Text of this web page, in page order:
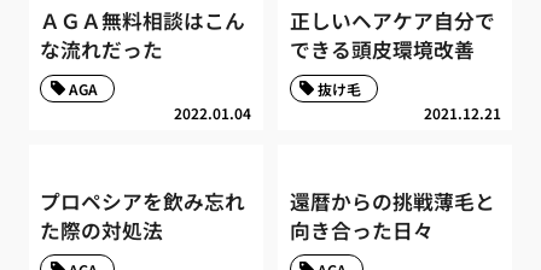
ＡＧＡ無料相談はこん
な流れだった
2022.01.04
AGA
正しいヘアケア自分で
できる頭皮環境改善
2021.12.21
抜け毛
プロペシアを飲み忘れ
た際の対処法
還暦からの挑戦薄毛と
向き合った日々